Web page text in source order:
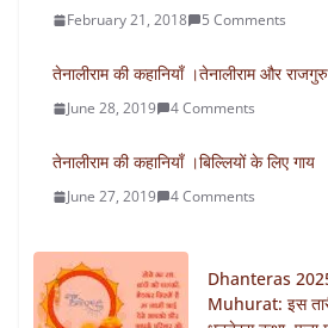
February 21, 2018 5 Comments
तेनालीराम की कहानियाँ ।तेनालीराम और
June 28, 2019 4 Comments
तेनालीराम की कहानियाँ ।बिल्लियों के लिए गाय
June 27, 2019 4 Comments
Dhanteras
Muhurat: इस